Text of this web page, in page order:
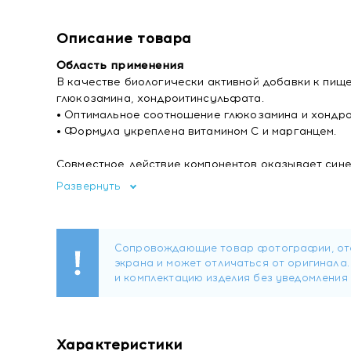
Описание товара
Область применения
В качестве биологически активной добавки к
глюкозамина, хондроитинсульфата.
• Оптимальное соотношение глюкозамина и
• Формула укреплена витамином С и марганцем.
Совместное действие компонентов оказывает
хондроитин сульфат способствуют улучшению
Хондроитинсульфат натрия, глюкозамина
целлюлоза (кроскарамеллоза стабилизатор,
(стабилизатор).
Развернуть
Характеристики